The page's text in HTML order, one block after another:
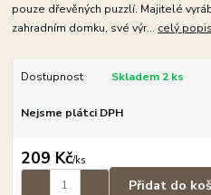
pouze dřevěných puzzlí. Majitelé
zahradním domku, své výr... celý popis
Dostupnost Skladem 2 ks
Nejsme plátci DPH
209 Kč/ks
Přidat do